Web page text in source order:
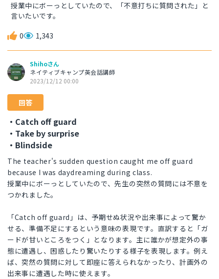
授業中にボーっとしていたので、「不意打ちに質問された」と
言いたいです。
0 1,343
Shihoさん
ネイティブキャンプ英会話講師
2023/12/12 00:00
回答
・Catch off guard
・Take by surprise
・Blindside
The teacher's sudden question caught me off guard
because I was daydreaming during class.
授業中にボーっとしていたので、先生の突然の質問には不意を
つかれました。
「Catch off guard」は、予期せぬ状況や出来事によって驚か
せる、準備不足にするという意味の表現です。直訳すると「ガ
ードが甘いところをつく」となります。主に誰かが想定外の事
態に遭遇し、困惑したり驚いたりする様子を表現します。例え
ば、突然の質問に対して即座に答えられなかったり、計画外の
出来事に遭遇した時に使えます。